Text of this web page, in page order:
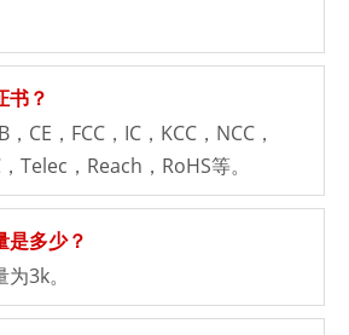
书？
CE，FCC，IC，KCC，NCC，
Telec，Reach，RoHS等。
是多少？
3k。